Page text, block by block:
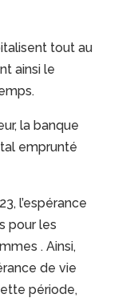
tout au
ainsi le
la banque
emprunté
l’espérance
pour les
.Ainsi,
de vie
période,